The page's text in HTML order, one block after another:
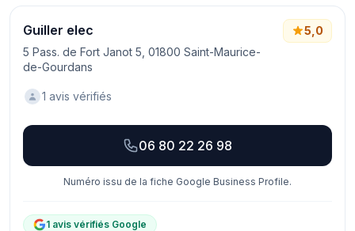
Guiller elec
5 Pass. de Fort Janot 5, 01800 Saint-Maurice-
de-Gourdans
5,0
1 avis vérifiés
06 80 22 26 98
Numéro issu de la fiche Google Business Profile.
1 avis vérifiés Google